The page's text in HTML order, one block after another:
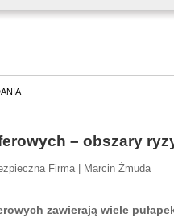
– obszary
Firma | Marcin Żmuda
zawierają wiele